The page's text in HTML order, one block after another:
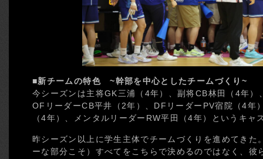
■新チームの特色 ~幹部を中心としたチームづくり~
今シーズンは主将GK三浦（4年）、副将CB林田（4年
OFリーダーCB平井（2年）、DFリーダーPV宿院（4年
（4年）、メンタルリーダーRW平田（4年）というキャ
昨シーズン以上に学生主体でチームづくりを進めてきた
ーな部分こそ）すべてをこちらで決めるのではなく、彼